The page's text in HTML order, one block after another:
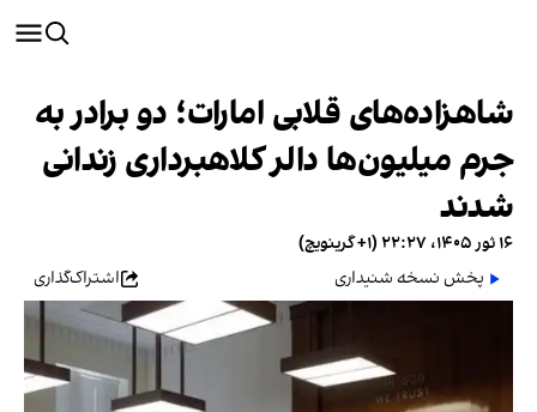
شاهزاده‌های قلابی امارات؛ دو برادر به
جرم میلیون‌ها دالر کلاهبرداری زندانی
شدند
۱۶ ثور ۱۴۰۵، ۲۲:۲۷ (‎+۱ گرینویچ)
پخش نسخه شنیداری
اشتراک‌گذاری